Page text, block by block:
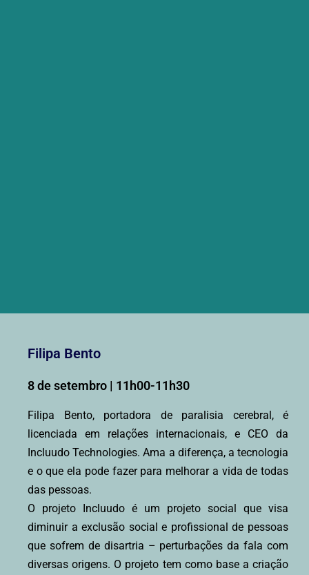
Filipa Bento
8 de setembro | 11h00-11h30
Filipa Bento, portadora de paralisia cerebral, é
licenciada em relações internacionais, e CEO da
Incluudo Technologies. Ama a diferença, a tecnologia
e o que ela pode fazer para melhorar a vida de todas
das pessoas.
O projeto Incluudo é um projeto social que visa
diminuir a exclusão social e profissional de pessoas
que sofrem de disartria – perturbações da fala com
diversas origens. O projeto tem como base a criação